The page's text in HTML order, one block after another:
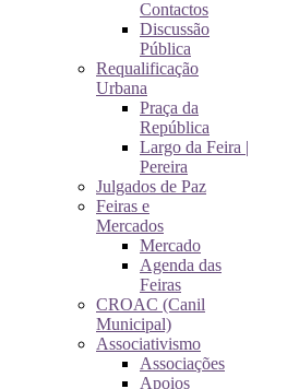
Contactos
Discussão
Pública
Requalificação
Urbana
Praça da
República
Largo da Feira |
Pereira
Julgados de Paz
Feiras e
Mercados
Mercado
Agenda das
Feiras
CROAC (Canil
Municipal)
Associativismo
Associações
Apoios